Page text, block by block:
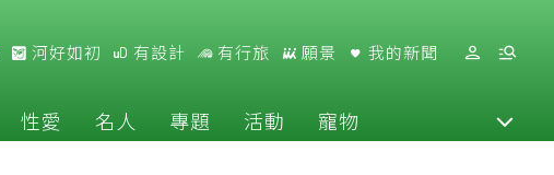
河好如初 有設計 有行旅 願景 我的新聞
性愛 名人 專題 活動 寵物